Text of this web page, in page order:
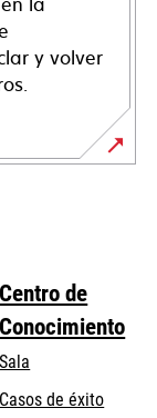
y volver
Centro de
Conocimiento
Sala
Casos de éxito